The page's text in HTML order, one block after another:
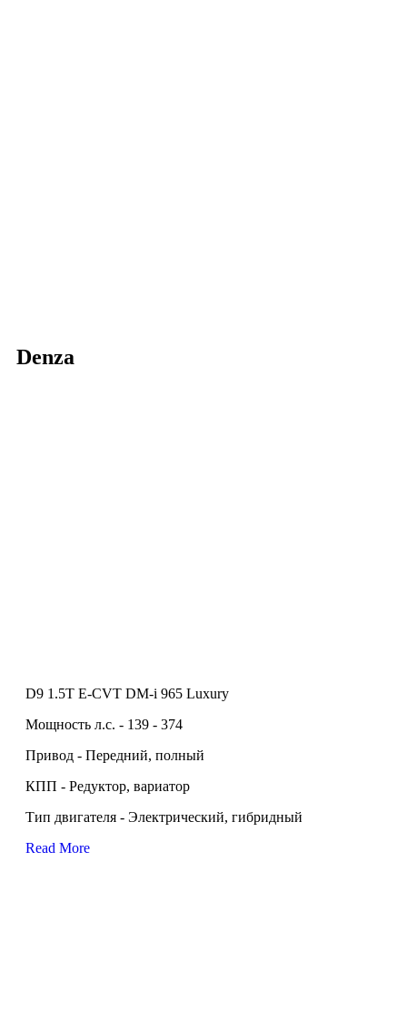
Denza
D9 1.5T E-CVT DM-i 965 Luxury
Мощность л.с. - 139 - 374
Привод - Передний, полный
КПП - Редуктор, вариатор
Тип двигателя - Электрический, гибридный
Read More